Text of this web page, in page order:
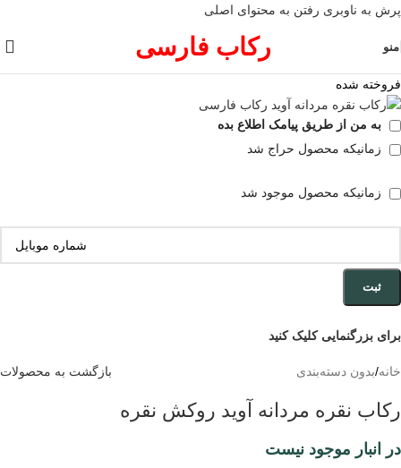
پرش به ناوبری رفتن به محتوای اصلی
منو رکاب فارسی
فروخته شده
به من از طریق پیامک اطلاع بده
زمانیکه محصول حراج شد
زمانیکه محصول موجود شد
ثبت
برای بزرگنمایی کلیک کنید
خانه/بدون دسته‌بندی بازگشت به محصولات
رکاب نقره مردانه آوید روکش نقره
در انبار موجود نیست